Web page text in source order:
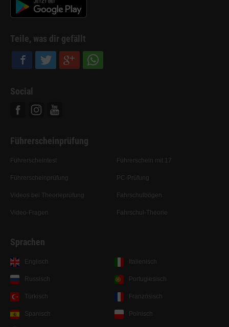
Teile, was dir gefällt
Social
Führerscheinprüfung
Führerscheintest
Führerscheinprüfung
Videos bei Theorieprüfung
Video-Fragen
Führerschein mit 17
PC-Prüfung
Fahrschulbögen
Fahrschul-Theorie
Sprachen
Englisch
Russisch
Türkisch
Spanisch
Italienisch
Portugiesisch
Französisch
Polnisch